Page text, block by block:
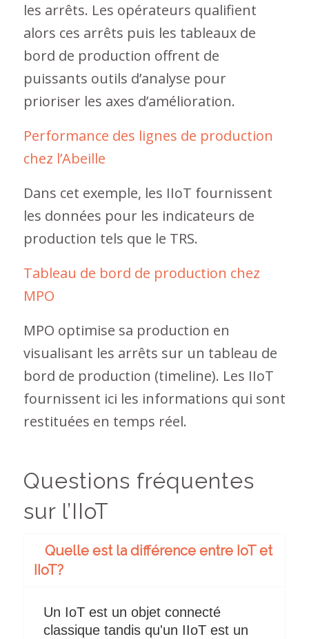
les arrêts. Les opérateurs qualifient
alors ces arrêts puis les tableaux de
bord de production offrent de
puissants outils d’analyse pour
prioriser les axes d’amélioration.
Performance des lignes de production
chez l’Abeille
Dans cet exemple, les IIoT fournissent
les données pour les indicateurs de
production tels que le TRS.
Tableau de bord de production chez
MPO
MPO optimise sa production en
visualisant les arrêts sur un tableau de
bord de production (timeline). Les IIoT
fournissent ici les informations qui sont
restituées en temps réel.
Questions fréquentes
sur l’IIoT
Quelle est la différence entre IoT et
IIoT?
Un IoT est un objet connecté
classique tandis qu'un IIoT est un